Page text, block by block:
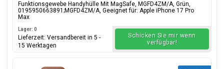
Funktionsgewebe Handyhülle Mit MagSafe, MGFD4ZM/A, Grün,
0195950663891;MGFD4ZM/A, Geeignet für: Apple iPhone 17 Pro
Max
Lager: 0
Lieferzeit: Versandbereit in 5 -
15 Werktagen
Schicken Sie mir wenn
verfügbar!